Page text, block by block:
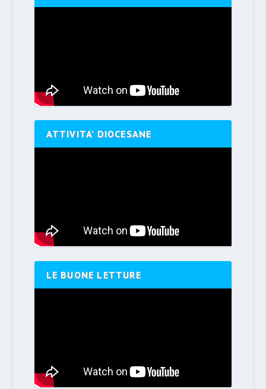
ATTIVITA’ DIOCESANE
LE BUONE LETTURE